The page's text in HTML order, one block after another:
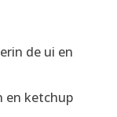
de ui en
en ketchup